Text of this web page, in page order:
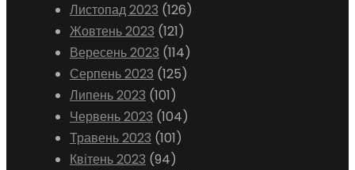
Листопад 2023 (126)
Жовтень 2023 (121)
Вересень 2023 (114)
Серпень 2023 (125)
Липень 2023 (101)
Червень 2023 (104)
Травень 2023 (101)
Квітень 2023 (94)